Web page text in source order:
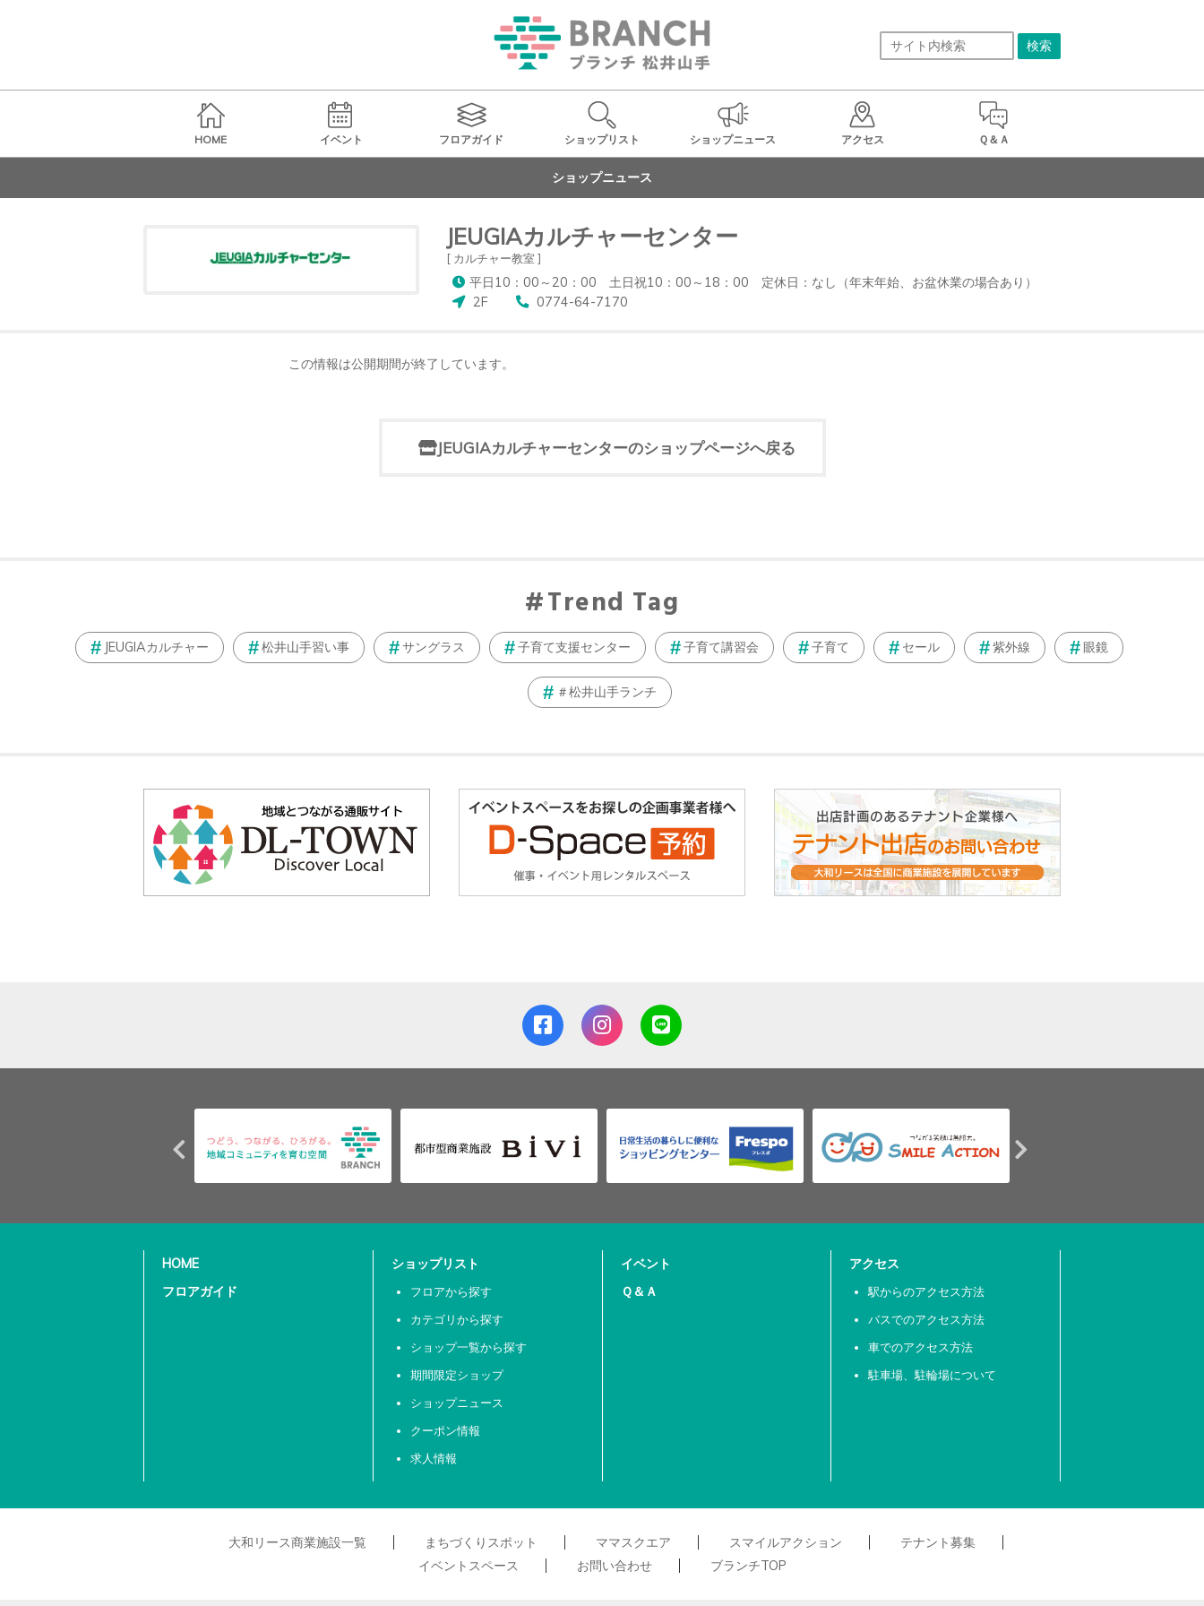
HOME イベント フロアガイド ショップリスト ショップニュース アクセス Ｑ＆Ａ
ショップニュース
JEUGIAカルチャーセンター
[ カルチャー教室 ]
平日10：00～20：00 土日祝10：00～18：00 定休日：なし（年末年始、お盆休業の場合あり）
2F
0774-64-7170
この情報は公開期間が終了しています。
JEUGIAカルチャーセンターのショップページへ戻る
Trend Tag
JEUGIAカルチャー 松井山手習い事 サングラス 子育て支援センター 子育て講習会 子育て セール 紫外線 眼鏡
＃松井山手ランチ
HOME
フロアガイド
ショップリスト
フロアから探す
カテゴリから探す
ショップ一覧から探す
期間限定ショップ
ショップニュース
クーポン情報
求人情報
イベント
Ｑ＆Ａ
アクセス
駅からのアクセス方法
バスでのアクセス方法
車でのアクセス方法
駐車場、駐輪場について
大和リース商業施設一覧 まちづくりスポット ママスクエア スマイルアクション
テナント募集
イベントスペース
お問い合わせ ブランチTOP